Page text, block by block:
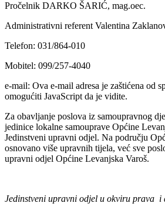
Pročelnik DARKO ŠARIĆ, mag.oec.
Administrativni referent Valentina
Telefon: 031/864-010
Mobitel: 099/257-4040
e-mail: Ova e-mail adresa je zaštićena od
omogućiti JavaScript da je vidite.
Za obavljanje poslova iz samoupravnog
jedinice lokalne samouprave Općine
Jedinstveni upravni odjel. Na području
osnovano više upravnih tijela, već sve
upravni odjel Općine Levanjska Varoš.
Jedinstveni upravni odjel u okviru prava i